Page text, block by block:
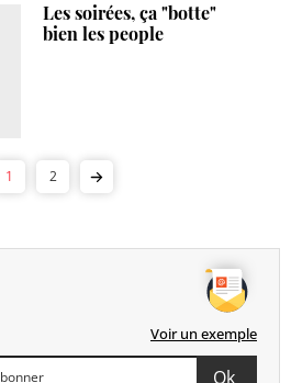
Les soirées, ça "botte"
bien les people
1 2
Voir un exemple